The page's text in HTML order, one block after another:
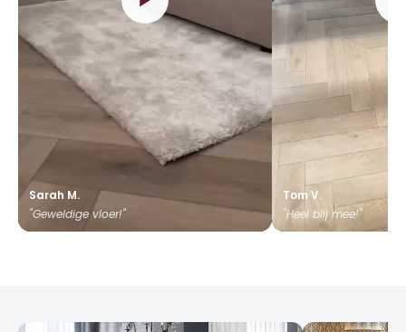
Sarah M.
"Geweldige vloer!"
Tom V.
"Heel blij mee!"